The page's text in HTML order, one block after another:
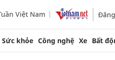
Việt Nam
Sức khỏe Công nghệ Xe Bất